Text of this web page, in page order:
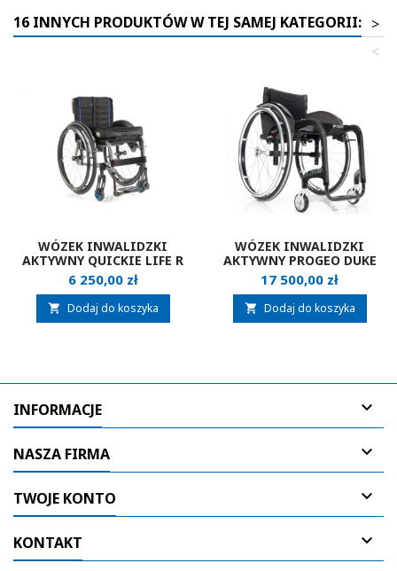
16 INNYCH PRODUKTÓW W TEJ SAMEJ KATEGORII: >
<
WÓZEK INWALIDZKI
AKTYWNY QUICKIE LIFE R
Cena
6 250,00 zł
 Dodaj do koszyka
WÓZEK INWALIDZKI
AKTYWNY PROGEO DUKE
Cena
17 500,00 zł
 Dodaj do koszyka
INFORMACJE 
NASZA FIRMA 
TWOJE KONTO 
KONTAKT 